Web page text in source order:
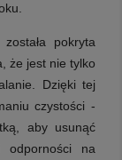
pokryta
że jest nie tylko
Dzięki tej
czystości -
aby usunąć
odporności na